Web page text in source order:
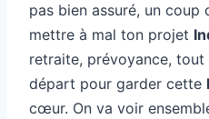
pas bien assuré, un coup
mettre à mal ton projet
retraite, prévoyance,
départ pour garder cette
cœur. On va voir